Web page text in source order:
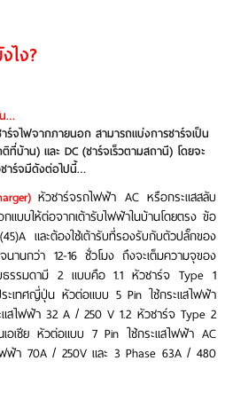
ไง?
…
ร์จไฟจากภายนอก สามารถแบ่งการชาร์จเป็น
บ้าน) และ DC (ชาร์จเร็วตามสถานี) โดยจะ
าร์จมีดังต่อไปนี้…
หัวชาร์จรถไฟฟ้า AC หรือกระแสสลับ
บบให้ต่อจากเต้ารับไฟฟ้าในบ้านโดยตรง ข้อ
และต้องใช้เต้ารับที่รองรับกับตัวปลั๊กของ
จนานกว่า 12-16 ชั่วโมง ถึงจะเต็มความจุของ
ธรรมดามี 2 แบบคือ 1.1 หัวชาร์จ Type 1
ระเทศญี่ปุ่น หัวต่อแบบ 5 Pin ใช้กระแสไฟฟ้า
สไฟฟ้า 32 A / 250 V 1.2 หัวชาร์จ Type 2
นเอเชีย หัวต่อแบบ 7 Pin ใช้กระแสไฟฟ้า AC
ฟฟ้า 70A / 250V และ 3 Phase 63A / 480